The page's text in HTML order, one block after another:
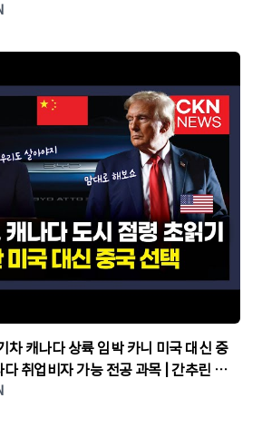
차 캐나다 상륙 임박 카니 미국 대신 중
취업비자 가능 전공 과목 | 간추린 캐
캐나다코리안뉴스